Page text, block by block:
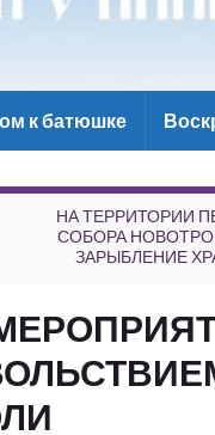
к батюшке
НА ТЕРРИТОРИИ
СОБОРА
ЗАРЫБЛЕНИЕ